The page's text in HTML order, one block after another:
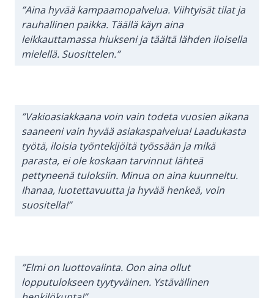
”Aina hyvää kampaamopalvelua. Viihtyisät tilat ja
rauhallinen paikka. Täällä käyn aina
leikkauttamassa hiukseni ja täältä lähden iloisella
mielellä. Suosittelen.”
”Vakioasiakkaana voin vain todeta vuosien aikana
saaneeni vain hyvää asiakaspalvelua! Laadukasta
työtä, iloisia työntekijöitä työssään ja mikä
parasta, ei ole koskaan tarvinnut lähteä
pettyneenä tuloksiin. Minua on aina kuunneltu.
Ihanaa, luotettavuutta ja hyvää henkeä, voin
suositella!”
”Elmi on luottovalinta. Oon aina ollut
lopputulokseen tyytyväinen. Ystävällinen